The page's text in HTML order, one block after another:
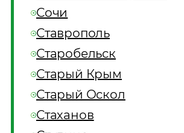
Сочи
Ставрополь
Старобельск
Старый Крым
Старый Оскол
Стаханов